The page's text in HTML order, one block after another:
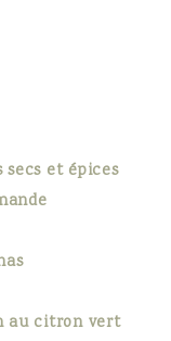
secs et épices
au citron vert